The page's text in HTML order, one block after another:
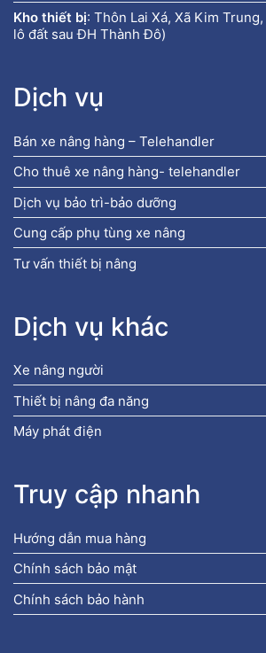
Kho thiết bị: Thôn Lai Xá, Xã Kim
lô đất sau ĐH Thành Đô)
Dịch vụ
Bán xe nâng hàng – Telehandler
Cho thuê xe nâng hàng- telehandler
Dịch vụ bảo trì-bảo dưỡng
Cung cấp phụ tùng xe nâng
Tư vấn thiết bị nâng
Dịch vụ khác
Xe nâng người
Thiết bị nâng đa năng
Máy phát điện
Truy cập nhanh
Hướng dẫn mua hàng
Chính sách bảo mật
Chính sách bảo hành